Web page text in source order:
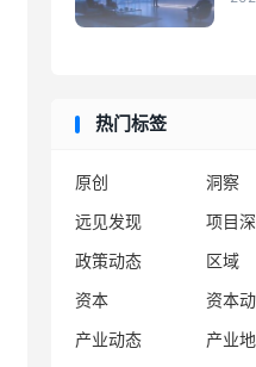
热门标签
原创 洞察
远见发现
项目
政策动态
区域
资本
资本
产业动态
产业